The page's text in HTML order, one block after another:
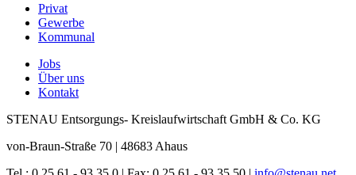
Privat
Gewerbe
Kommunal
Jobs
Über uns
Kontakt
STENAU Entsorgungs- Kreislaufwirtschaft GmbH & Co. KG
von-Braun-Straße 70 | 48683 Ahaus